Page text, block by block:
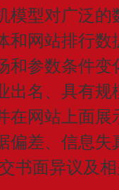
模型对广泛
和网站排行
和参数条件
出名、具有
在网站上面
偏差、信息
书面异议及